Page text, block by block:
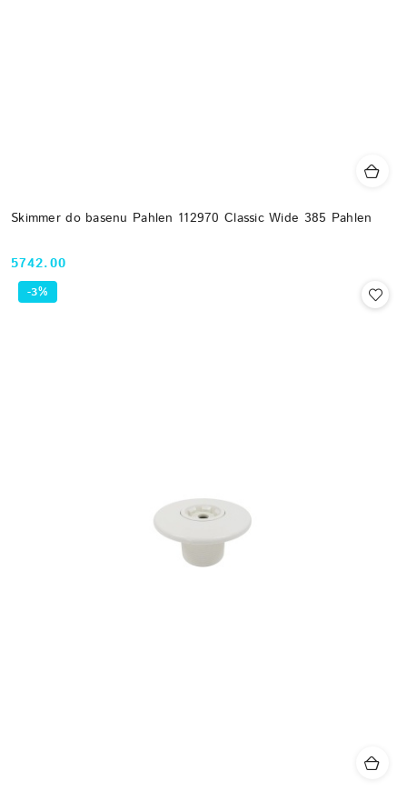
Skimmer do basenu Pahlen 112970 Classic Wide 385 Pahlen
Cena:
5742.00
-3%